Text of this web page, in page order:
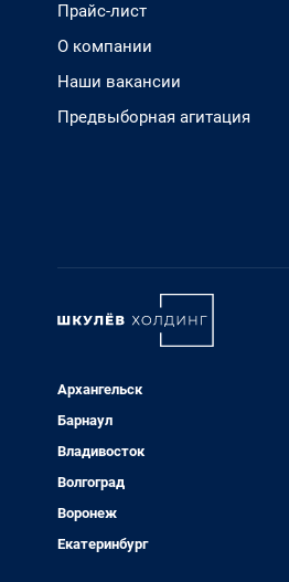
Прайс-лист
О компании
Наши вакансии
Предвыборная агитация
Архангельск
Барнаул
Владивосток
Волгоград
Воронеж
Екатеринбург